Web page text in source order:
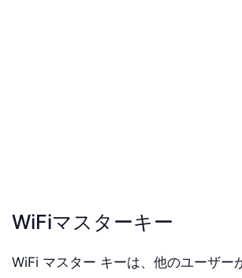
WiFiマスターキー
WiFi マスター キーは、他のユーザー